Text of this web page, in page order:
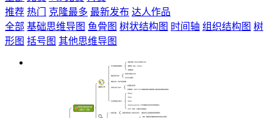
推荐 热门 克隆最多 最新发布 达人作品
全部 基础思维导图 鱼骨图 树状结构图 时间轴 组织结构图 树
形图 括号图 其他思维导图